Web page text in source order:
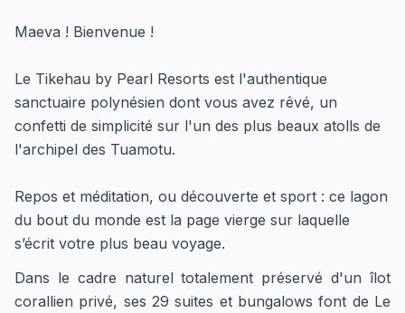
Maeva ! Bienvenue !
Le Tikehau by Pearl Resorts est l'authentique
sanctuaire polynésien dont vous avez rêvé, un
confetti de simplicité sur l'un des plus beaux atolls de
l'archipel des Tuamotu.
Repos et méditation, ou découverte et sport : ce lagon
du bout du monde est la page vierge sur laquelle
s’écrit votre plus beau voyage.
Dans le cadre naturel totalement préservé d'un îlot
corallien privé, ses 29 suites et bungalows font de Le